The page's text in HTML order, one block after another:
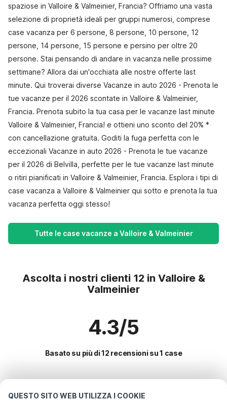
QUESTO SITO WEB UTILIZZA I COOKIE
spaziose in Valloire & Valmeinier, Francia? Offriamo una vasta
selezione di proprietà ideali per gruppi numerosi, comprese
case vacanza per 6 persone, 8 persone, 10 persone, 12
persone, 14 persone, 15 persone e persino per oltre 20
persone. Stai pensando di andare in vacanza nelle prossime
settimane? Allora dai un'occhiata alle nostre offerte last
minute. Qui troverai diverse Vacanze in auto 2026 - Prenota le
tue vacanze per il 2026 scontate in Valloire & Valmeinier,
Francia. Prenota subito la tua casa per le vacanze last minute
Valloire & Valmeinier, Francia! e ottieni uno sconto del 20% *
con cancellazione gratuita. Goditi la fuga perfetta con le
eccezionali Vacanze in auto 2026 - Prenota le tue vacanze
per il 2026 di Belvilla, perfette per le tue vacanze last minute
o ritiri pianificati in Valloire & Valmeinier, Francia. Esplora i tipi di
case vacanza a Valloire & Valmeinier qui sotto e prenota la tua
vacanza perfetta oggi stesso!
Tutte le case vacanze a Valloire & Valmeinier
Ascolta i nostri clienti 12 in Valloire &
Valmeinier
4.3/5
Basato su più di 12 recensioni su 1 case
Le destinazioni più popolari per le